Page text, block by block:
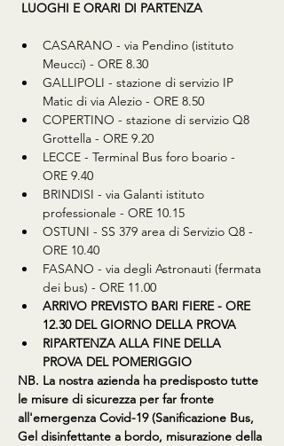
LUOGHI E ORARI DI PARTENZA
CASARANO - via Pendino (istituto
Meucci) - ORE 8.30
GALLIPOLI - stazione di servizio IP
Matic di via Alezio - ORE 8.50
COPERTINO - stazione di servizio Q8
Grottella - ORE 9.20
LECCE - Terminal Bus foro boario -
ORE 9.40
BRINDISI - via Galanti istituto
professionale - ORE 10.15
OSTUNI - SS 379 area di Servizio Q8 -
ORE 10.40
FASANO - via degli Astronauti (fermata
dei bus) - ORE 11.00
ARRIVO PREVISTO BARI FIERE - ORE
12.30 DEL GIORNO DELLA PROVA
RIPARTENZA ALLA FINE DELLA
PROVA DEL POMERIGGIO
NB. La nostra azienda ha predisposto tutte
le misure di sicurezza per far fronte
all'emergenza Covid-19 (Sanificazione Bus,
Gel disinfettante a bordo, misurazione della